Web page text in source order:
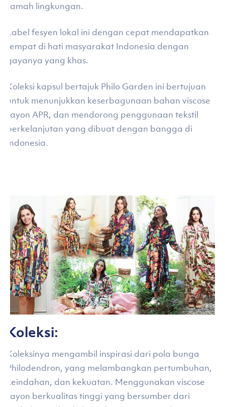
ramah lingkungan.
Label fesyen lokal ini dengan cepat mendapatkan
tempat di hati masyarakat Indonesia dengan
gayanya yang khas.
Koleksi kapsul bertajuk Philo Garden ini bertujuan
untuk menunjukkan keserbagunaan bahan viscose
rayon APR, dan mendorong penggunaan tekstil
berkelanjutan yang dibuat dengan bangga di
Indonesia.
Koleksi:
Koleksinya mengambil inspirasi dari pola bunga
Philodendron, yang melambangkan pertumbuhan,
keindahan, dan kekuatan. Menggunakan viscose
rayon berkualitas tinggi yang bersumber dari